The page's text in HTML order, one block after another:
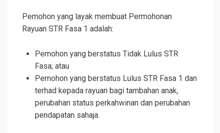
Pemohon yang layak membuat Permohonan
Rayuan STR Fasa 1 adalah:
Pemohon yang berstatus Tidak Lulus STR
Fasa; atau
Pemohon yang berstatus Lulus STR Fasa 1 dan
terhad kepada rayuan bagi tambahan anak,
perubahan status perkahwinan dan perubahan
pendapatan sahaja.